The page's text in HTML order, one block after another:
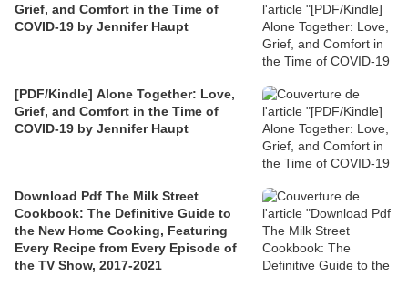
Grief, and Comfort in the Time of
COVID-19 by Jennifer Haupt
[PDF/Kindle] Alone Together: Love,
Grief, and Comfort in the Time of
COVID-19 by Jennifer Haupt
Download Pdf The Milk Street
Cookbook: The Definitive Guide to
the New Home Cooking, Featuring
Every Recipe from Every Episode of
the TV Show, 2017-2021